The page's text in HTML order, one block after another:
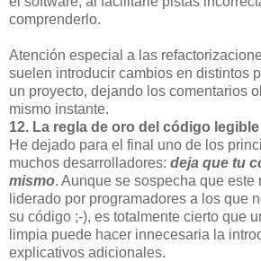
comprenderlo.
Atención especial a las
suelen introducir cambios en distintos
un proyecto, dejando los comentarios
mismo instante.
12. La regla de oro del código legible
He dejado para el final uno de los
muchos desarrolladores: deja que tu
mismo. Aunque se sospecha que este
liderado por programadores a los que
su código ;-), es totalmente cierto que
limpia puede hacer innecesaria la
explicativos adicionales.